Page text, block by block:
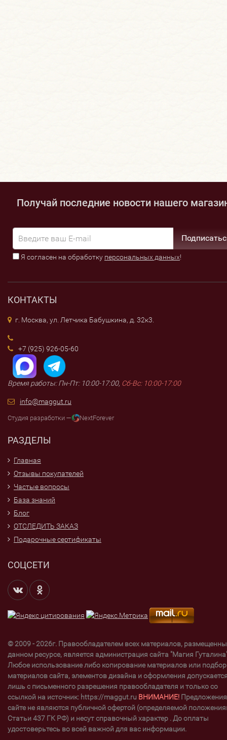
Получай последние новости нашего
Я согласен на обработку персональных данных!
КОНТАКТЫ
г. Москва, ул. Летчика Бабушкина, д. 32к3.
+7 (925) 926-05-60
Время работы: Пн-Пт: 10:00-17:00, Сб-Вс: 10:00-17:00
info@maggut.ru
Студия разработки — NextForever
РАЗДЕЛЫ
Главная
Отзывы покупателей
Частые вопросы
База знаний
Блог
ОТСЛЕДИТЬ ЗАКАЗ
Подарочные сертификаты
СОЦСЕТИ
© 2009 - 2026г. Правообладателем всех материалов,
данном ресурсе, является администрация сайта "Магия
Любое использование либо копирование материалов или
материалов сайта, элементов дизайна и оформления
лишь с письменного разрешения правообладателя и только со
ссылкой на источник: https://maggut.ru ВНИМАНИЕ!
сайте не являются публичной офертой (определяемой
Статьи 437 ГК РФ) и несут справочный характер . До оплаты
удостоверьтесь во всей важной для вас информации.